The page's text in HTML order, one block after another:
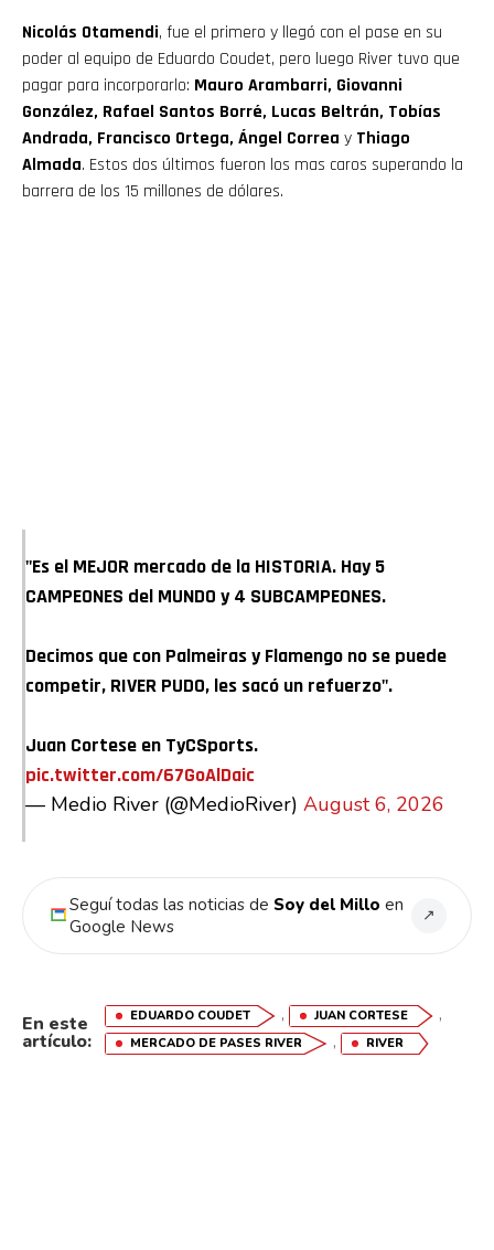
Nicolás Otamendi, fue el primero y llegó con el pase en su
poder al equipo de Eduardo Coudet, pero luego River tuvo que
pagar para incorporarlo: Mauro Arambarri, Giovanni
González, Rafael Santos Borré, Lucas Beltrán, Tobías
Andrada, Francisco Ortega, Ángel Correa y Thiago
Almada. Estos dos últimos fueron los mas caros superando la
barrera de los 15 millones de dólares.
"Es el MEJOR mercado de la HISTORIA. Hay 5
CAMPEONES del MUNDO y 4 SUBCAMPEONES.
Decimos que con Palmeiras y Flamengo no se puede
competir, RIVER PUDO, les sacó un refuerzo".
Juan Cortese en TyCSports.
pic.twitter.com/67GoAlDaic
— Medio River (@MedioRiver) August 6, 2026
Seguí todas las noticias de Soy del Millo en
Google News
↗
En este
artículo:
EDUARDO COUDET , JUAN CORTESE ,
MERCADO DE PASES RIVER , RIVER